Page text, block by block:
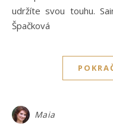
udržíte svou touhu.
Špačková
Maia